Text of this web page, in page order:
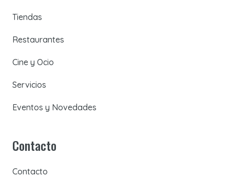
Tiendas
Restaurantes
Cine y Ocio
Servicios
Eventos y Novedades
Contacto
Contacto